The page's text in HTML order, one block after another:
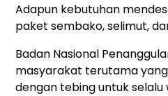
Adapun kebutuhan
paket sembako, selimut,
Badan Nasional
masyarakat terutama
dengan tebing untuk selalu